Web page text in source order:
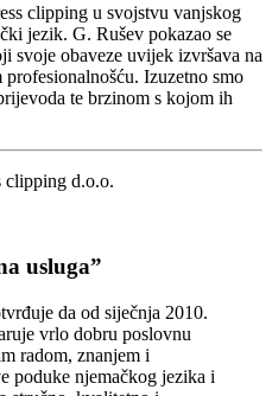
clipping u svojstvu vanjskog
jezik. G. Rušev pokazao se
svoje obaveze uvijek izvršava na
Izuzetno smo
te brzinom s kojom ih
clipping d.o.o.
usluga”
da od siječnja 2010.
vrlo dobru poslovnu
radom, znanjem i
poduke njemačkog jezika i